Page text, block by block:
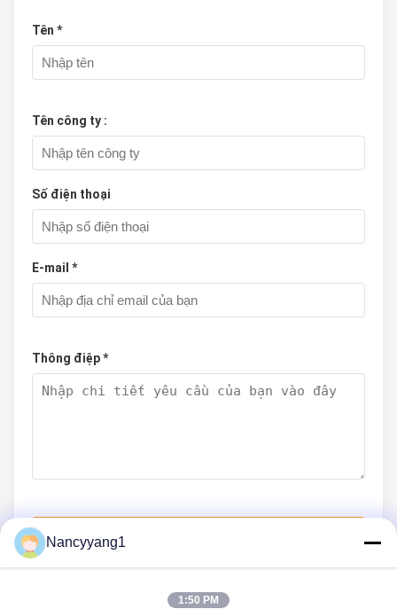
Tên *
Tên công ty :
Số điện thoại
E-mail *
Thông điệp *
Nancyyang1
1:50 PM